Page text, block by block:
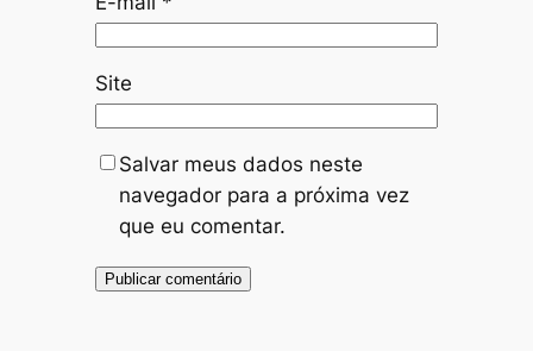
Site
Salvar meus dados neste
navegador para a próxima vez
que eu comentar.